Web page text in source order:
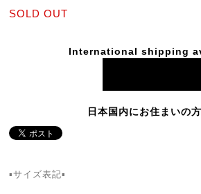
SOLD OUT
International shipping
日本国内にお住まいの
▪サイズ表記▪